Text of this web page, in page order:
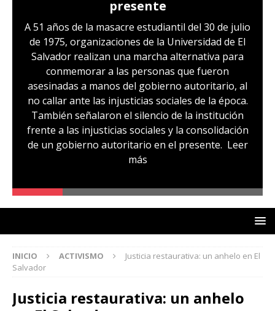
Hernández: víctima del régimen de
excepción y de discriminación
LGBTI
Sandra Leticia Hernández cuenta con medidas
sustitutivas y libertad provisional, pero
familiares temen que esto pueda cambiar en la
audiencia de revisión de medidas que se realizará
hoy, miércoles 29 de julio. Sandra es, según su
comunidad, otra de las víctimas del régimen de
excepción, fue capturada sin ninguna prueba
que la vincule a pandillas. La comunidad señala
denunciada por ser lesbianaLeer más
INICIO ACTIVISMO
Justicia restaurativa: un anhelo en El
Salvador
Justicia restaurativa: un anhelo